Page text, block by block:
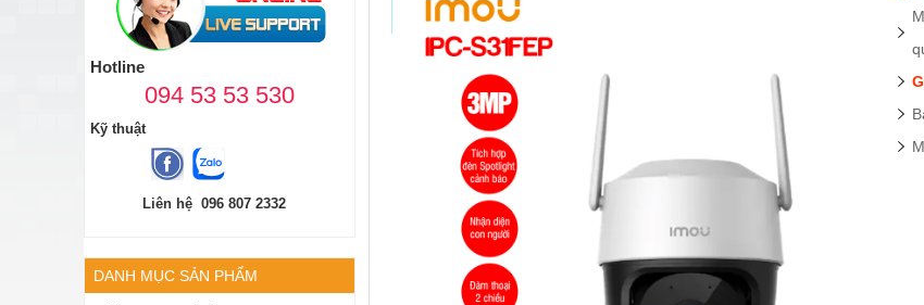
Hotline
094 53 53 530
Kỹ thuật
Liên hệ 096 807 2332
DANH MỤC SẢN PHẨM